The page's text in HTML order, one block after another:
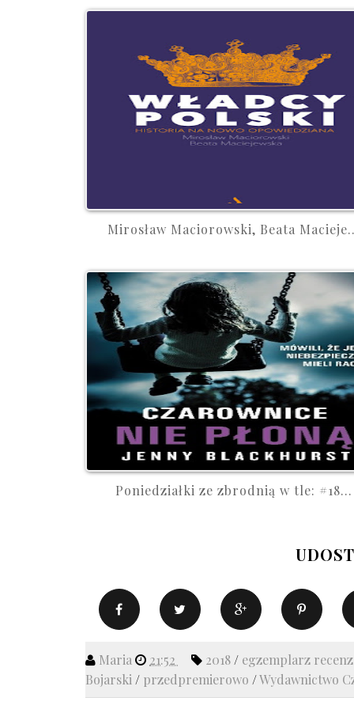
Mirosław Maciorowski, Beata
Poniedziałki ze zbrodnią w tle: #18...
Maria 21:52 2018 / egzemplarz
Bojarski / przedpremierowo /Wydawnictwo